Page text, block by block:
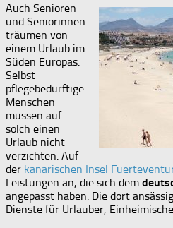
Auch Senioren
und Seniorinnen
träumen von
einem Urlaub im
Süden Europas.
Selbst
pflegebedürftige
Menschen
müssen auf
solch einen
Urlaub nicht
verzichten. Auf
der kanarischen Insel
Leistungen an, die sich dem
angepasst haben. Die dort
Dienste für Urlauber,